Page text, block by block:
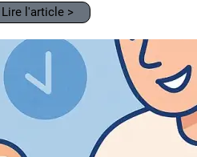
Lire l'article >